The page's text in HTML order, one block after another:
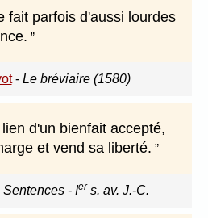
fait parfois d'aussi lourdes
- Le bréviaire (1580)
d'un bienfait accepté,
et vend sa liberté.
Sentences - Ier s. av. J.-C.